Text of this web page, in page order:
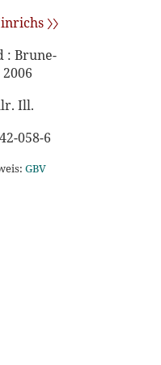
〉〉
: Brune-
Ill.
058-6
GBV